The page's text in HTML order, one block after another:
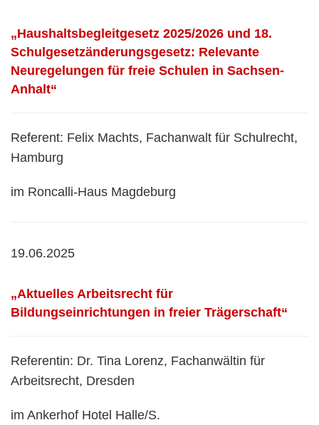
„Haushaltsbegleitgesetz 2025/2026 und 18.
Schulgesetzänderungsgesetz: Relevante
Neuregelungen für freie Schulen in Sachsen-
Anhalt“
Referent: Felix Machts, Fachanwalt für Schulrecht,
Hamburg
im Roncalli-Haus Magdeburg
19.06.2025
„Aktuelles Arbeitsrecht für
Bildungseinrichtungen in freier Trägerschaft“
Referentin: Dr. Tina Lorenz, Fachanwältin für
Arbeitsrecht, Dresden
im Ankerhof Hotel Halle/S.